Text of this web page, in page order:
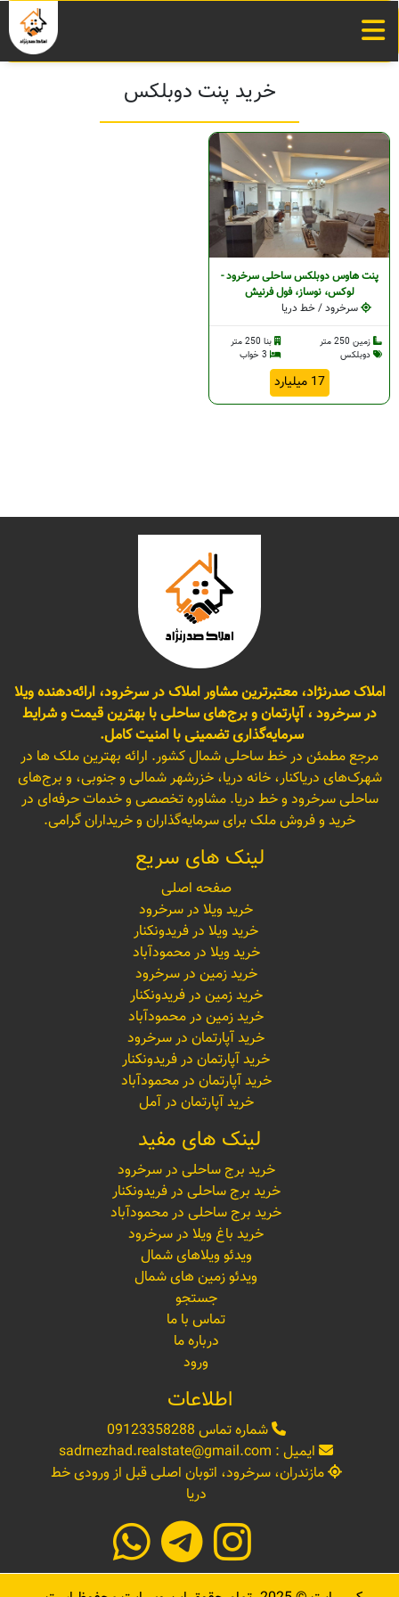
خرید پنت دوبلکس
پنت هاوس دوبلکس ساحلی سرخرود -
لوکس، نوساز، فول فرنیش
سرخرود / خط دریا
زمین 250 متر
بنا 250 متر
دوبلکس
17 میلیارد
املاک صدرنژاد، معتبرترین مشاور املاک در سرخرود، ارائه‌دهنده ویلا
در سرخرود ، آپارتمان و برج‌های ساحلی با بهترین قیمت و شرایط
سرمایه‌گذاری تضمینی با امنیت کامل.
مرجع مطمئن در خط ساحلی شمال کشور. ارائه بهترین ملک ها در
شهرک‌های دریاکنار، خانه دریا، خزرشهر شمالی و جنوبی، و برج‌های
ساحلی سرخرود و خط دریا. مشاوره تخصصی و خدمات حرفه‌ای در
خرید و فروش ملک برای سرمایه‌گذاران و خریداران گرامی.
لینک های سریع
صفحه اصلی
خرید ویلا در سرخرود
خرید ویلا در فریدونکنار
خرید ویلا در محمودآباد
خرید زمین در سرخرود
خرید زمین در فریدونکنار
خرید زمین در محمودآباد
خرید آپارتمان در سرخرود
خرید آپارتمان در فریدونکنار
خرید آپارتمان در محمودآباد
خرید آپارتمان در آمل
لینک های مفید
خرید برج ساحلی در سرخرود
خرید برج ساحلی در فریدونکنار
خرید برج ساحلی در محمودآباد
خرید باغ ویلا در سرخرود
ویدئو ویلاهای شمال
ویدئو زمین های شمال
جستجو
تماس با ما
درباره ما
ورود
اطلاعات
شماره تماس 09123358288
ایمیل : sadrnezhad.realstate@gmail.com
مازندران، سرخرود، اتوبان اصلی قبل از ورودی خط
دریا